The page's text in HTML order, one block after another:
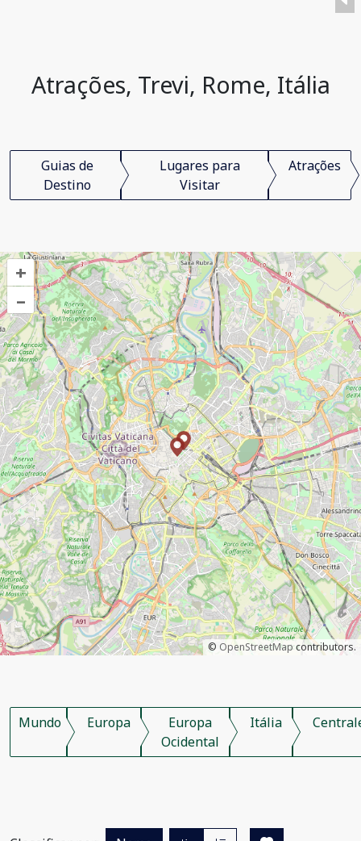
Atrações, Trevi, Rome, Itália
Guias de
Destino
Lugares para
Visitar
Atrações
+
–
© OpenStreetMapcontributors.
Mundo Europa
Europa
Ocidental
Itália